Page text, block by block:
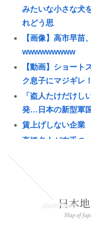
みたいな小さな犬
れどう思
【画像】高市早苗
wwwwwwwww
【動画】ショート
ク息子にマジギレ
「盗人たけだけし
発…日本の新型軍
賃上げしない企業
高橋名人が左手の
てた…
【悲報】税務職員
して競艇に全ツッ
うんこ移植でピー
【画像】ドイツの